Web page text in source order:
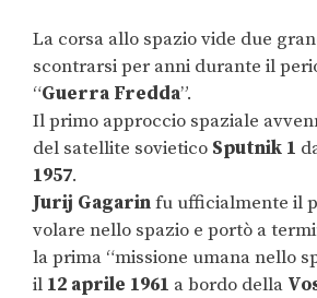
La corsa allo spazio vide due
scontrarsi per anni durante il
“Guerra Fredda”.
Il primo approccio spaziale
del satellite sovietico Sputnik 1
1957.
Jurij Gagarinfu ufficialmente il
volare nello spazio e portò a
la prima “missione umana nello
il 12 aprile 1961 a bordo della